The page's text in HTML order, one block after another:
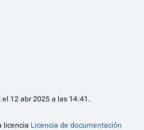
12 abr 2025 a las 14:41.
licencia Licencia de documentación